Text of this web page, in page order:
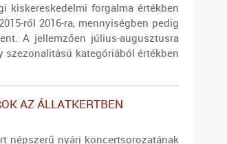
kiskereskedelmi forgalma értékben
ről 2016-ra, mennyiségben pedig
A jellemzően július-augusztusra
szezonalitású kategóriából értékben
AZ ÁLLATKERTBEN
népszerű nyári koncertsorozatának